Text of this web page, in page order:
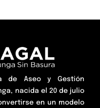
de Aseo y Gestión
nacida el 20 de julio
en un modelo